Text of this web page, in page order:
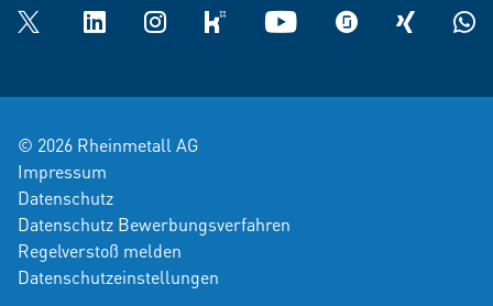
Twitter LinkedInInstagramkununu YouTube glassdoorXING
© 2026 Rheinmetall AG
Impressum
Datenschutz
Datenschutz Bewerbungsverfahren
Regelverstoß melden
Datenschutzeinstellungen